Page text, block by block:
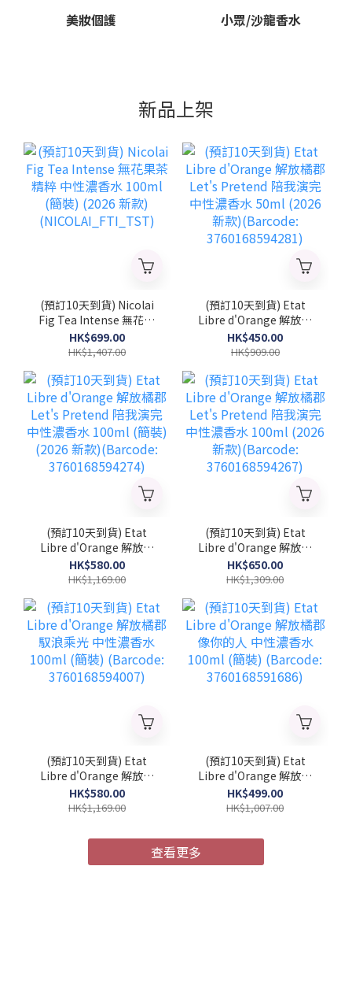
美妝個護 小眾/沙龍香水
新品上架
(預訂10天到貨) Nicolai
Fig Tea Intense 無花果
茶精粹 中性濃香水
100ml (簡裝) (2026 新
HK$699.00
HK$1,407.00
(預訂10天到貨) Etat
Libre d'Orange 解放橘
郡 Let's Pretend 陪我演
完 中性濃香水 50ml
3760168594281)
HK$450.00
HK$909.00
(預訂10天到貨) Etat
Libre d'Orange 解放橘
郡 Let's Pretend 陪我演
完 中性濃香水 100ml (簡
(Barcode:
3760168594274)
HK$580.00
HK$1,169.00
(預訂10天到貨) Etat
Libre d'Orange 解放橘
郡 Let's Pretend 陪我演
完 中性濃香水 100ml
3760168594267)
HK$650.00
HK$1,309.00
(預訂10天到貨) Etat
Libre d'Orange 解放橘
郡 馭浪乘光 中性濃香水
100ml (簡裝) (Barcode:
HK$580.00
HK$1,169.00
(預訂10天到貨) Etat
Libre d'Orange 解放橘
郡 像你的人 中性濃香水
100ml (簡裝) (Barcode:
HK$499.00
HK$1,007.00
查看更多